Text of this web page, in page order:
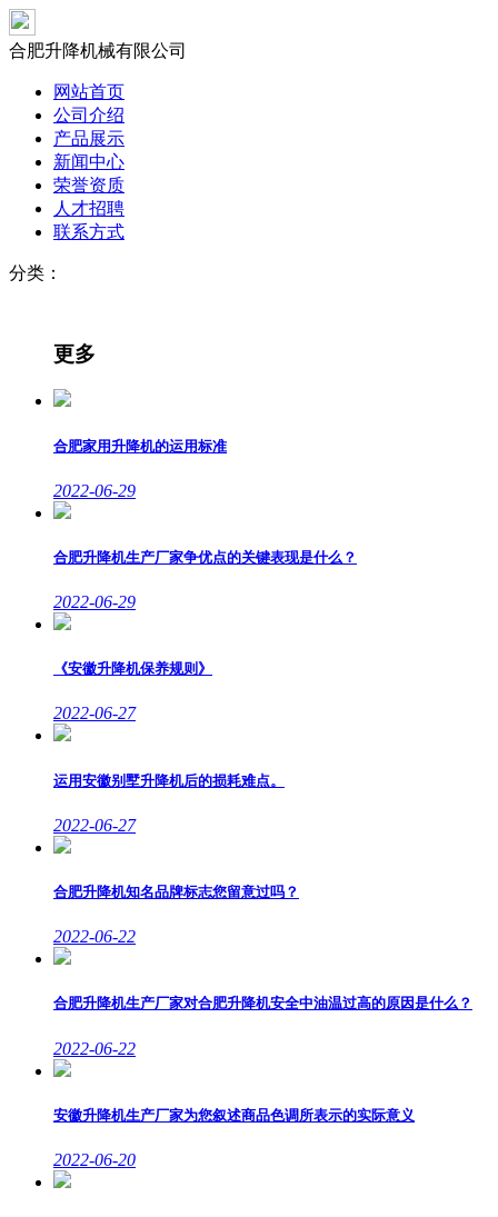
合肥升降机械有限公司
网站首页
公司介绍
产品展示
新闻中心
荣誉资质
人才招聘
联系方式
分类：
更多
合肥家用升降机的运用标准
2022-06-29
合肥升降机生产厂家争优点的关键表现是什么？
2022-06-29
《安徽升降机保养规则》
2022-06-27
运用安徽别墅升降机后的损耗难点。
2022-06-27
合肥升降机知名品牌标志您留意过吗？
2022-06-22
合肥升降机生产厂家对合肥升降机安全中油温过高的原因是什么？
2022-06-22
安徽升降机生产厂家为您叙述商品色调所表示的实际意义
2022-06-20